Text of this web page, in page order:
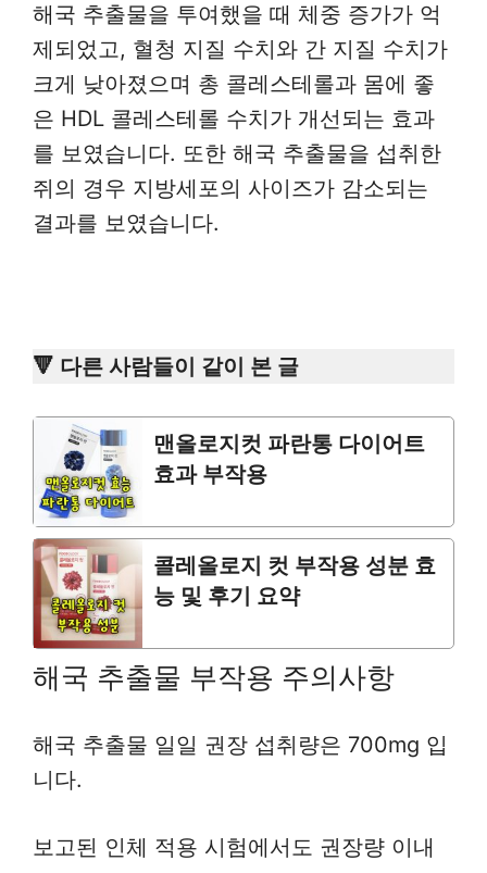
해국 추출물을 투여했을 때 체중 증가가 억
제되었고, 혈청 지질 수치와 간 지질 수치가
크게 낮아졌으며 총 콜레스테롤과 몸에 좋
은 HDL 콜레스테롤 수치가 개선되는 효과
를 보였습니다. 또한 해국 추출물을 섭취한
쥐의 경우 지방세포의 사이즈가 감소되는
결과를 보였습니다.
🔻 다른 사람들이 같이 본 글
맨올로지컷 파란통 다이어트
효과 부작용
콜레올로지 컷 부작용 성분 효
능 및 후기 요약
해국 추출물 부작용 주의사항
해국 추출물 일일 권장 섭취량은 700mg 입
니다.
보고된 인체 적용 시험에서도 권장량 이내